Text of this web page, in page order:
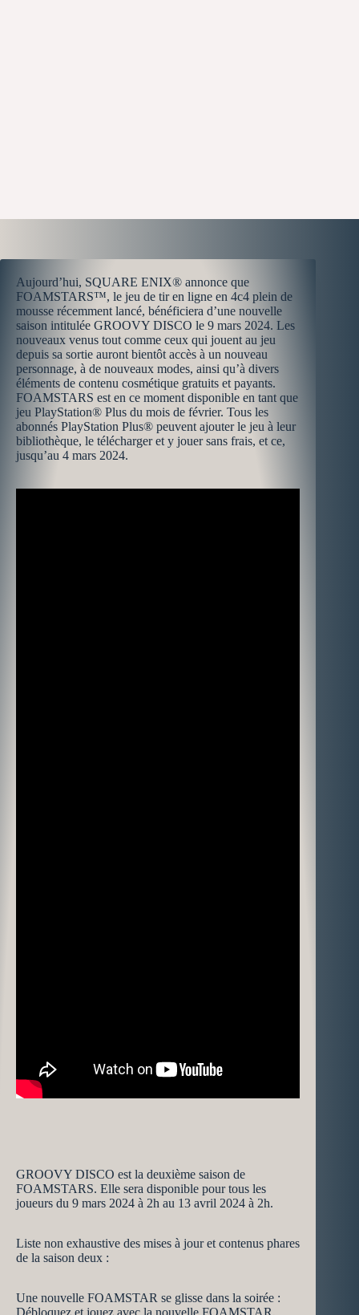
Aujourd’hui, SQUARE ENIX® annonce que
FOAMSTARS™, le jeu de tir en ligne en 4c4 plein de
mousse récemment lancé, bénéficiera d’une nouvelle
saison intitulée GROOVY DISCO le 9 mars 2024. Les
nouveaux venus tout comme ceux qui jouent au jeu
depuis sa sortie auront bientôt accès à un nouveau
personnage, à de nouveaux modes, ainsi qu’à divers
éléments de contenu cosmétique gratuits et payants.
FOAMSTARS est en ce moment disponible en tant que
jeu PlayStation® Plus du mois de février. Tous les
abonnés PlayStation Plus® peuvent ajouter le jeu à leur
bibliothèque, le télécharger et y jouer sans frais, et ce,
jusqu’au 4 mars 2024.
GROOVY DISCO est la deuxième saison de
FOAMSTARS. Elle sera disponible pour tous les
joueurs du 9 mars 2024 à 2h au 13 avril 2024 à 2h.
Liste non exhaustive des mises à jour et contenus phares
de la saison deux :
Une nouvelle FOAMSTAR se glisse dans la soirée :
Débloquez et jouez avec la nouvelle FOAMSTAR,